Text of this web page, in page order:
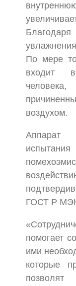
По мере
входит
человека,
воздухом.
ГОСТ Р
помогает
ими
которые
позволят